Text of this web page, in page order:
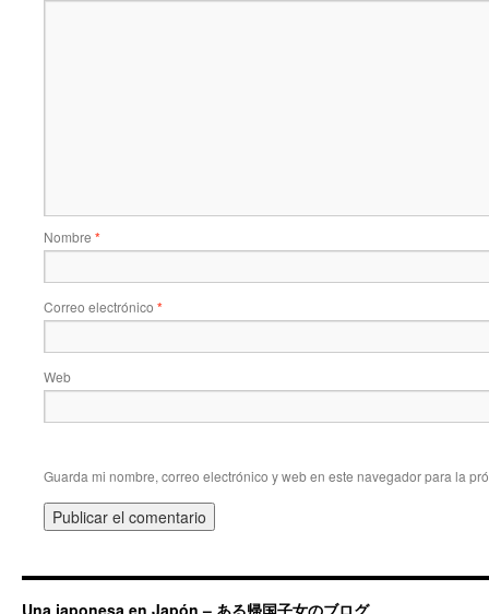
Nombre *
Correo electrónico *
Web
Guarda mi nombre, correo electrónico y web en este navegador para la
Una japonesa en Japón – ある帰国子女のブログ